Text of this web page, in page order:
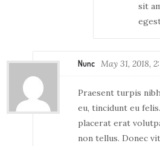
sit
Nunc May 31, 2018,
Praesent turpis
eu, tincidunt eu
placerat erat
non tellus. Donec